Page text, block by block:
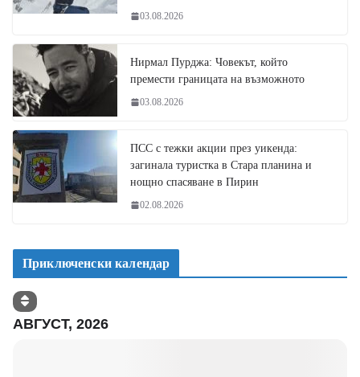
03.08.2026
Нирмал Пурджа: Човекът, който
премести границата на възможното
03.08.2026
ПСС с тежки акции през уикенда:
загинала туристка в Стара планина и
нощно спасяване в Пирин
02.08.2026
Приключенски календар
АВГУСТ, 2026